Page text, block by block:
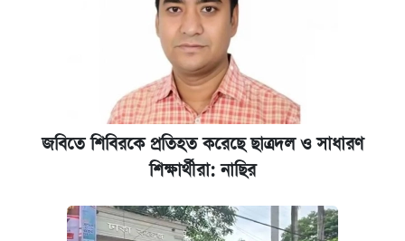
জবিতে শিবিরকে প্রতিহত করেছে ছাত্রদল ও সাধারণ
শিক্ষার্থীরা: নাছির